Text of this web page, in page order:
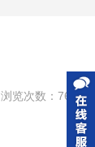
浏览次数：7636